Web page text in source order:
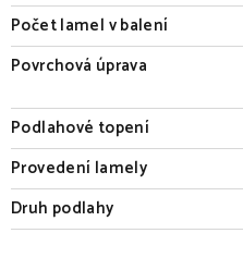
Počet lamel v balení
Povrchová úprava
Podlahové topení
Provedení lamely
Druh podlahy